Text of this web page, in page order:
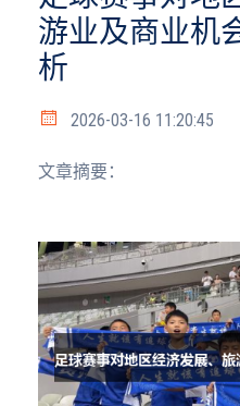
游业及商业机
析
2026-03-16 11:20:45
文章摘要：